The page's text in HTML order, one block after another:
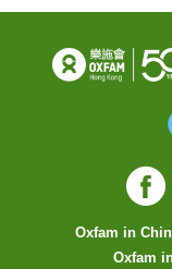
Oxfam in
Oxfam